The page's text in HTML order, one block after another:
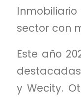
sector con
Este año
destacadas
y Wecity.